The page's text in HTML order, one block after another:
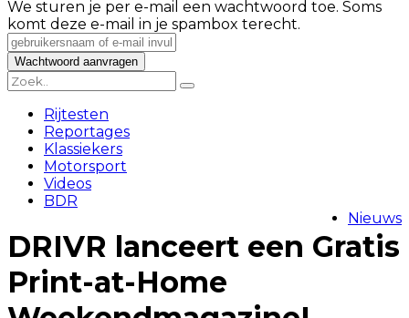
We sturen je per e-mail een wachtwoord toe. Soms
komt deze e-mail in je spambox terecht.
Rijtesten
Reportages
Klassiekers
Motorsport
Videos
BDR
Nieuws
DRIVR lanceert een Gratis
Print-at-Home